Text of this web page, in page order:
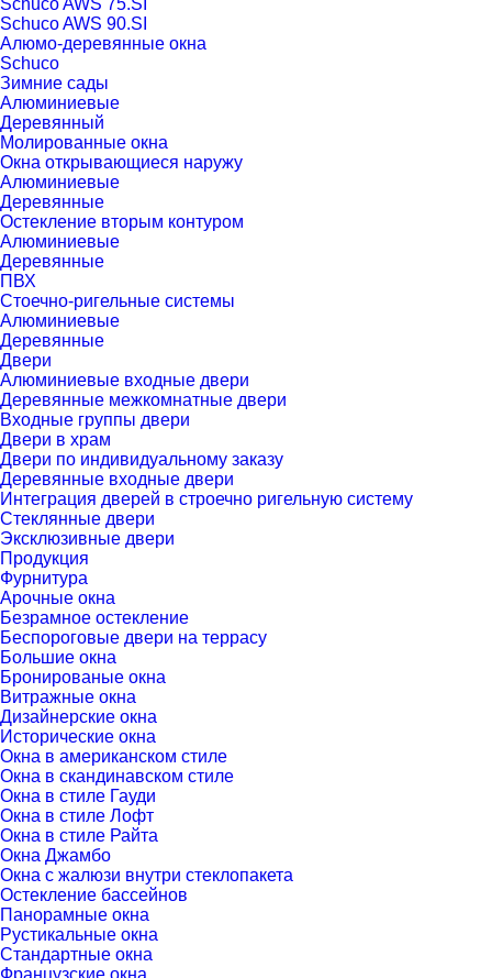
Schuco AWS 75.SI
Schuco AWS 90.SI
Алюмо-деревянные окна
Schuco
Зимние сады
Алюминиевые
Деревянный
Молированные окна
Окна открывающиеся наружу
Алюминиевые
Деревянные
Остекление вторым контуром
Алюминиевые
Деревянные
ПВХ
Стоечно-ригельные системы
Алюминиевые
Деревянные
Двери
Алюминиевые входные двери
Деревянные межкомнатные двери
Входные группы двери
Двери в храм
Двери по индивидуальному заказу
Деревянные входные двери
Интеграция дверей в строечно ригельную систему
Стеклянные двери
Эксклюзивные двери
Продукция
Фурнитура
Арочные окна
Безрамное остекление
Беспороговые двери на террасу
Большие окна
Бронированые окна
Витражные окна
Дизайнерские окна
Исторические окна
Окна в американском стиле
Окна в скандинавском стиле
Окна в стиле Гауди
Окна в стиле Лофт
Окна в стиле Райта
Окна Джамбо
Окна с жалюзи внутри стеклопакета
Остекление бассейнов
Панорамные окна
Рустикальные окна
Стандартные окна
Французские окна